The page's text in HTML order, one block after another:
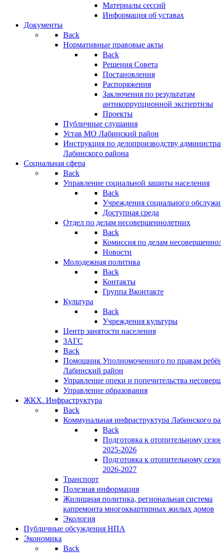
Материалы сессий
Информация об уставах
Документы
Back
Нормативные правовые акты
Back
Решения Совета
Постановления
Распоряжения
Заключения по результатам
антикоррупционной экспертизы
Проекты
Публичные слушания
Устав МО Лабинский район
Инструкция по делопроизводству
Лабинского района
Социальная сфера
Back
Управление социальной защиты населения
Back
Учреждения социального
Доступная среда
Отдел по делам несовершеннолетних
Back
Комиссия по делам
Новости
Молодежная политика
Back
Контакты
Группа Вконтакте
Культура
Back
Учреждения культуры
Центр занятости населения
ЗАГС
Back
Помощник Уполномоченного по правам
Лабинский район
Управление опеки и попечительства
Управление образования
ЖКХ. Инфраструктура
Back
Коммунальная инфраструктура Лабинского
Back
Подготовка к отопительному
2025-2026
Подготовка к отопительному
2026-2027
Транспорт
Полезная информация
Жилищная политика, региональная система
капремонта многоквартирных жилых домов
Экология
Публичные обсуждения НПА
Экономика
Back